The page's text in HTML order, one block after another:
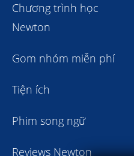
Chương trình học
Newton
Gom nhóm miễn phí
Tiện ích
Phim song ngữ
Reviews Newton